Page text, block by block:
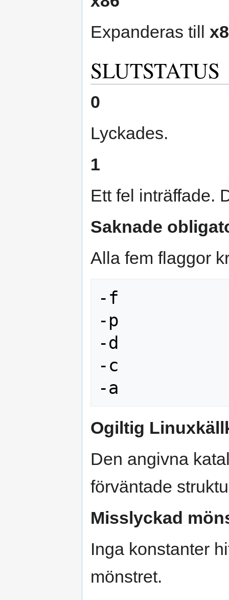
Expanderas till
SLUTSTATUS
0
Lyckades.
1
Ett fel inträffade.
Saknade
Alla fem flaggor
-f
-p
-d
-c
Ogiltig
Den angivna
förväntade
Misslyckad
Inga konstanter
mönstret.